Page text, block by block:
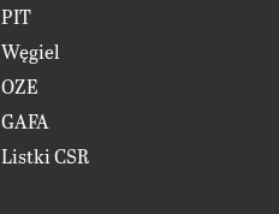
PIT
Węgiel
OZE
GAFA
Listki CSR